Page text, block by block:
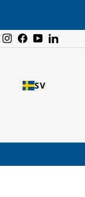
Instagram
Facebook
YouTube
SV